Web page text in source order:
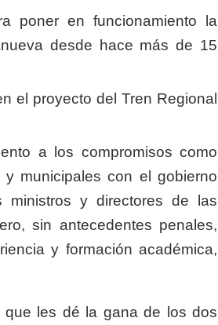
poner en funcionamiento la
desde hace más de 15
el proyecto del Tren Regional
a los compromisos como
y municipales con el gobierno
ministros y directores de las
sin antecedentes penales,
y formación académica,
les dé la gana de los dos